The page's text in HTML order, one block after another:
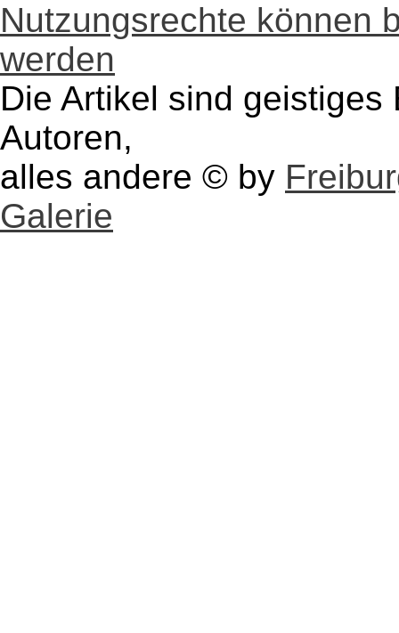
Nutzungsrechte können
werden
Die Artikel sind
Autoren,
alles andere © by
Galerie